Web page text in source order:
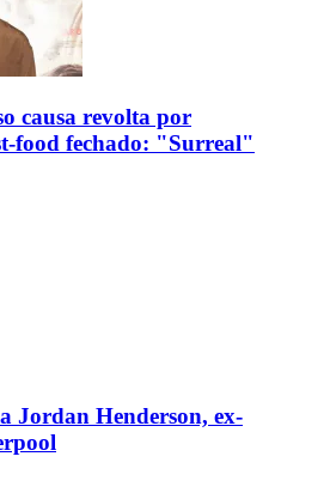
causa revolta por
food fechado: "Surreal"
Jordan Henderson, ex-